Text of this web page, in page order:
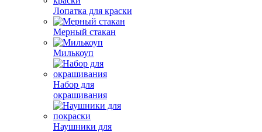
Лопатка для краски
Мерный стакан
Милькоуп
Набор для
окрашивания
Наушники для